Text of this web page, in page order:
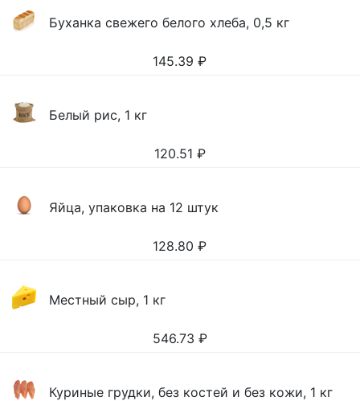
Буханка свежего белого хлеба, 0,5 кг
145.39 ₽
Белый рис, 1 кг
120.51 ₽
Яйца, упаковка на 12 штук
128.80 ₽
Местный сыр, 1 кг
546.73 ₽
Куриные грудки, без костей и без кожи, 1 кг